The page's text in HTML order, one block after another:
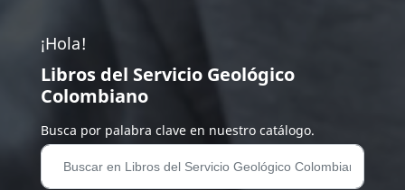
¡Hola!
Libros del Servicio Geológico
Colombiano
Busca por palabra clave en nuestro catálogo.